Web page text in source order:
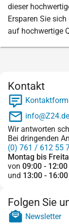
dieser
Ersparen Sie
auf hochwertige
Kontakt
info@Z24.de
Wir antworten
Bei dringenden
(0) 761 / 612 55
Montag bis
von 09:00 - 12:00
und 13:00 - 16:00
Folgen Sie
Newsletter